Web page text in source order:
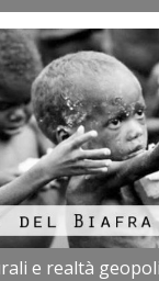
e realtà